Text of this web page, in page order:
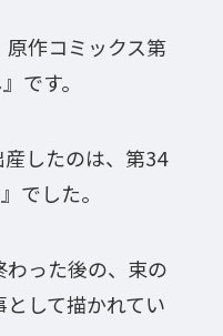
作コミックス第
です。
したのは、第34
でした。
った後の、束の
して描かれてい